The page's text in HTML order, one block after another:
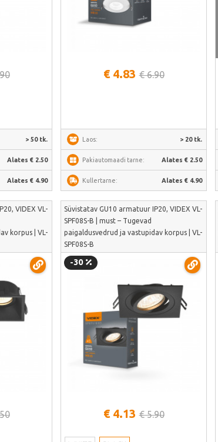
> 50 tk.
Alates € 2.50
Alates € 4.90
€ 4.83 € 6.90
Laos: > 20 tk.
Pakiautomaadi tarne: Alates € 2.50
Kullertarne: Alates € 4.90
VIDEX VL-
korpus | VL-
Süvistatav GU10 armatuur IP20, VIDEX VL-
SPF08S-B | must – Tugevad
paigaldusvedrud ja vastupidav korpus | VL-
SPF08S-B
-30
€ 4.13 € 5.90